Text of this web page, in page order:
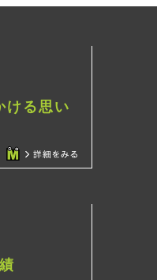
ける思い